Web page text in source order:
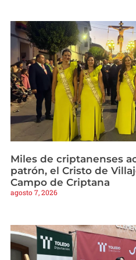
Miles de criptanenses
patrón, el Cristo de
Campo de Criptana
agosto 7, 2026